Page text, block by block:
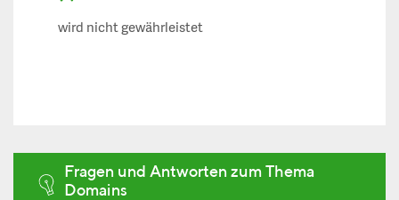
wird nicht gewährleistet
Fragen und Antworten zum Thema
Domains